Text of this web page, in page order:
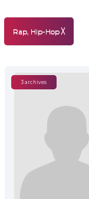
Rap, Hip-Hop ╳
3 archives